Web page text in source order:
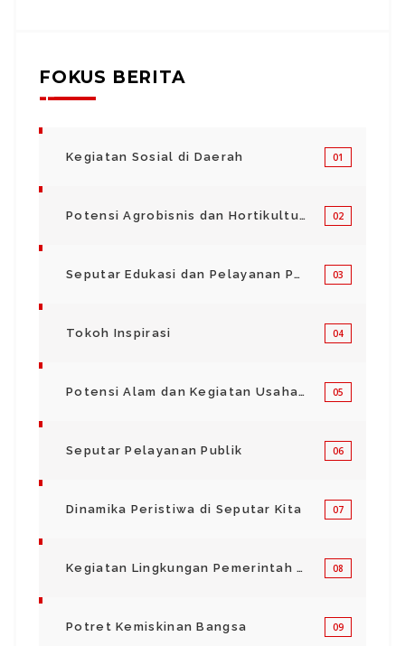
FOKUS BERITA
Kegiatan Sosial di Daerah 01
Potensi Agrobisnis dan Hortikultura 02
Seputar Edukasi dan Pelayanan Pendidikan 03
Tokoh Inspirasi 04
Potensi Alam dan Kegiatan Usaha Kecil Menegah 05
Seputar Pelayanan Publik 06
Dinamika Peristiwa di Seputar Kita 07
Kegiatan Lingkungan Pemerintah Kabupaten di Indonesia 08
Potret Kemiskinan Bangsa 09